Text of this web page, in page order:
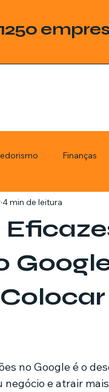
Finanças
Tecnologia
Renda Extra
Noticias em alta
4 min de leitura
no Google é o
e atrair